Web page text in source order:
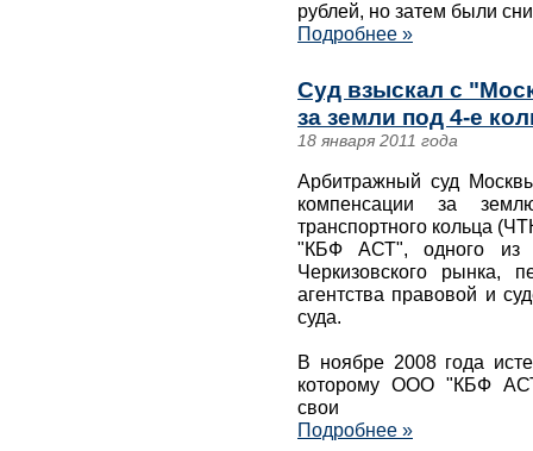
рублей, но затем были
Подробнее »
Суд взыскал с
за земли под 4-е
18 января 2011 года
Арбитражный суд
компенсации за
транспортного кольца
"КБФ АСТ", одного из
Черкизовского рынка,
агентства правовой и
суда.
В ноябре 2008 года
которому ООО "КБФ
свои
Подробнее »